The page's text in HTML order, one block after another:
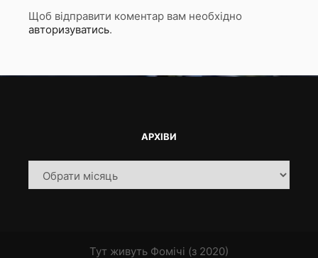
Щоб відправити коментар вам необхідно
авторизуватись.
АРХІВИ
Архіви
Тут живуть Фомічі (з 2020)